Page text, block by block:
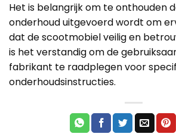
Het is belangrijk om te onthouden
onderhoud uitgevoerd wordt om
dat de scootmobiel veilig en
is het verstandig om de
fabrikant te raadplegen voor
onderhoudsinstructies.